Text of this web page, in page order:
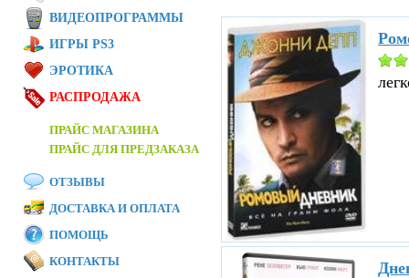
ВИДЕОПРОГРАММЫ
ИГРЫ PS3
ЭРОТИКА
РАСПРОДАЖА
ПРАЙС МАГАЗИНА
ПРАЙС ДЛЯ ПРЕДЗАКАЗА
ОТЗЫВЫ
ДОСТАВКА И ОПЛАТА
ПОМОЩЬ
КОНТАКТЫ